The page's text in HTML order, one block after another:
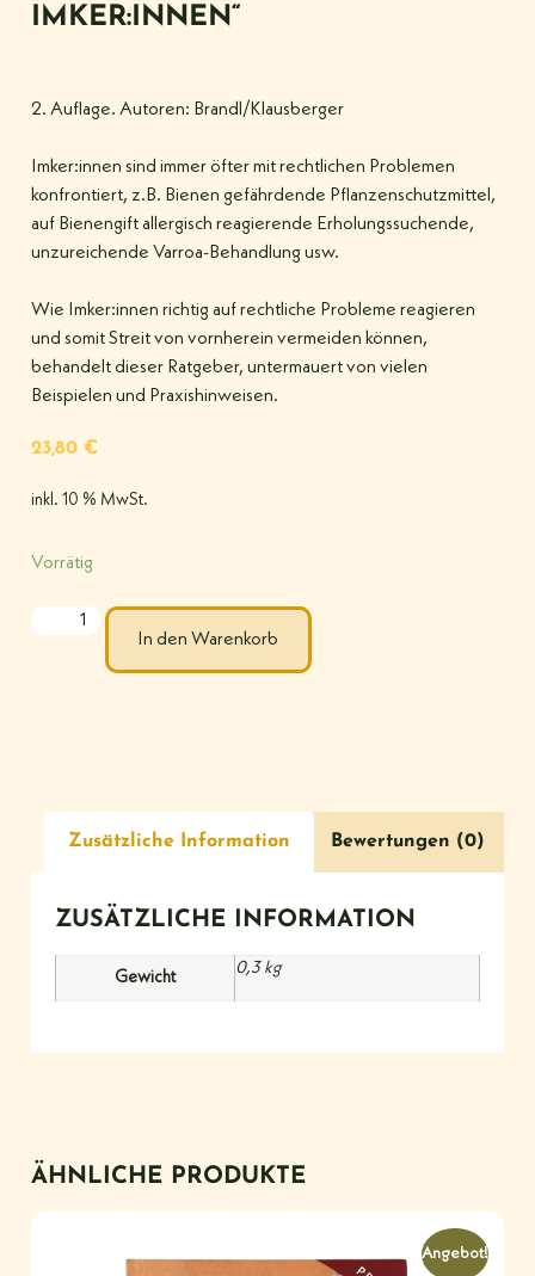
IMKER:INNEN“
2. Auflage. Autoren: Brandl/Klausberger
Imker:innen sind immer öfter mit rechtlichen Problemen
konfrontiert, z.B. Bienen gefährdende Pflanzenschutzmittel,
auf Bienengift allergisch reagierende Erholungssuchende,
unzureichende Varroa-Behandlung usw.
Wie Imker:innen richtig auf rechtliche Probleme reagieren
und somit Streit von vornherein vermeiden können,
behandelt dieser Ratgeber, untermauert von vielen
Beispielen und Praxishinweisen.
23,80 €
inkl. 10 % MwSt.
Vorrätig
In den Warenkorb
Zusätzliche Information Bewertungen (0)
ZUSÄTZLICHE INFORMATION
Gewicht
0,3 kg
ÄHNLICHE PRODUKTE
Angebot!